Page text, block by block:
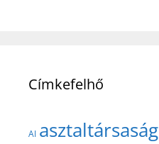
Címkefelhő
AI asztaltársaság